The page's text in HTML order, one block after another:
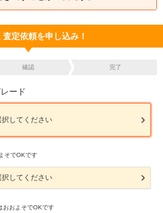
査定依頼を申し込み！
確認 完了
ード
択してください
そでOKです
択してください
おおよそでOKです